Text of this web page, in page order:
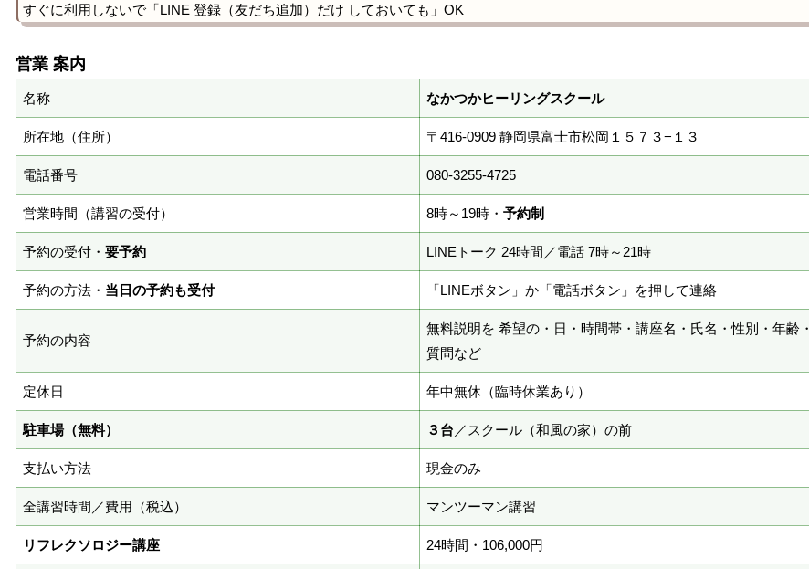
すぐに利用しないで「LINE 登録（友だち追加）だけ しておいても」OK
営業 案内
名称 なかつかヒーリングスクール
所在地（住所） 〒416-0909 静岡県富士市松岡１５７３−１３
電話番号 080-3255-4725
営業時間（講習の受付） 8時～19時・予約制
予約の受付・要予約 LINEトーク 24時間／電話 7時～21時
予約の方法・ 当日の予約も受付 「LINEボタン」か「電話ボタン」を押して連絡
予約の内容
無料説明を 希望の・日・時間帯・講座名・氏名・性別・年齢・
質問など
定休日 年中無休（臨時休業あり）
駐車場（無料） ３台 ／スクール（和風の家）の前
支払い方法 現金のみ
全講習時間／費用（税込） マンツーマン講習
リフレクソロジー講座 24時間・106,000円